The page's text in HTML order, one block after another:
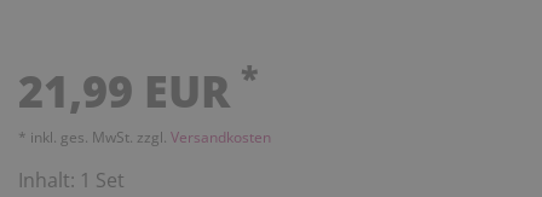
21,99 EUR *
* inkl. ges. MwSt. zzgl. Versandkosten
Inhalt: 1 Set